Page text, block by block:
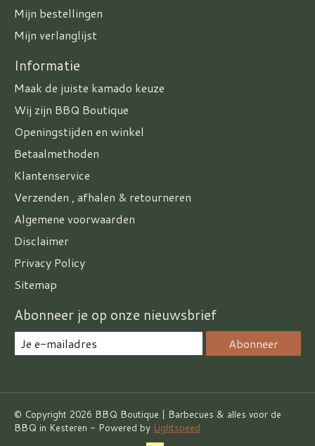
Mijn bestellingen
Mijn verlanglijst
Informatie
Maak de juiste kamado keuze
Wij zijn BBQ Boutique
Openingstijden en winkel
Betaalmethoden
Klantenservice
Verzenden , afhalen & retourneren
Algemene voorwaarden
Disclaimer
Privacy Policy
Sitemap
Abonneer je op onze nieuwsbrief
Abonneer
© Copyright 2026 BBQ Boutique | Barbecues & alles voor de
BBQ in Kesteren - Powered by Lightspeed